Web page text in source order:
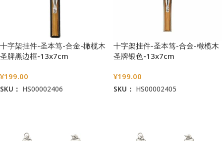
十字架挂件-圣本笃-合金-橄榄木
圣牌黑边框-13x7cm
¥199.00
SKU： HS00002406
十字架挂件-圣本笃-合金-橄榄木
圣牌银色-13x7cm
¥199.00
SKU： HS00002405